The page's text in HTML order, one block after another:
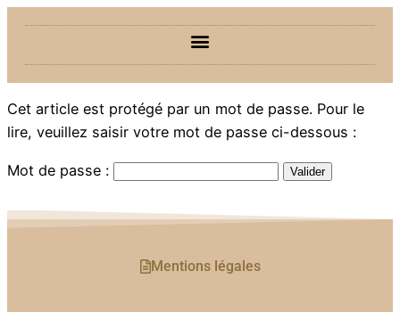
Cet article est protégé par un mot de passe. Pour le
lire, veuillez saisir votre mot de passe ci-dessous :
Mot de passe :
Mentions légales